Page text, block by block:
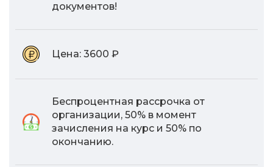
документов!
Цена: 3600 ₽
Беспроцентная рассрочка от
организации, 50% в момент
зачисления на курс и 50% по
окончанию.